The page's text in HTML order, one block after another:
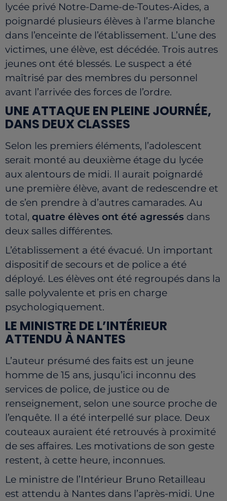
lycée privé Notre-Dame-de-Toutes-Aides, a
poignardé plusieurs élèves à l’arme blanche
dans l’enceinte de l’établissement. L’une des
victimes, une élève, est décédée. Trois autres
jeunes ont été blessés. Le suspect a été
maîtrisé par des membres du personnel
avant l’arrivée des forces de l’ordre.
UNE ATTAQUE EN PLEINE JOURNÉE,
DANS DEUX CLASSES
Selon les premiers éléments, l’adolescent
serait monté au deuxième étage du lycée
aux alentours de midi. Il aurait poignardé
une première élève, avant de redescendre et
de s’en prendre à d’autres camarades. Au
total, quatre élèves ont été agressés dans
deux salles différentes.
L’établissement a été évacué. Un important
dispositif de secours et de police a été
déployé. Les élèves ont été regroupés dans la
salle polyvalente et pris en charge
psychologiquement.
LE MINISTRE DE L’INTÉRIEUR
ATTENDU À NANTES
L’auteur présumé des faits est un jeune
homme de 15 ans, jusqu’ici inconnu des
services de police, de justice ou de
renseignement, selon une source proche de
l’enquête. Il a été interpellé sur place. Deux
couteaux auraient été retrouvés à proximité
de ses affaires. Les motivations de son geste
restent, à cette heure, inconnues.
Le ministre de l’Intérieur Bruno Retailleau
est attendu à Nantes dans l’après-midi. Une